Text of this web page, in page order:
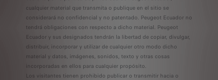
cualquier material que transmita o publique en el sitio se
considerará no confidencial y no patentado. Peugeot Ecuador no
tendrá obligaciones con respecto a dicho material. Peugeot
Ecuador y sus designados tendrán la libertad de copiar, divulgar,
distribuir, incorporar y utilizar de cualquier otro modo dicho
material y datos, imágenes, sonidos, texto y otras cosas
incorporadas en ellos para cualquier propósito.
Los visitantes tienen prohibido publicar o transmitir hacia o